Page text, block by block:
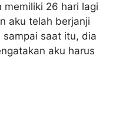
memiliki 26 hari lagi
aku telah berjanji
saat itu, dia
aku harus